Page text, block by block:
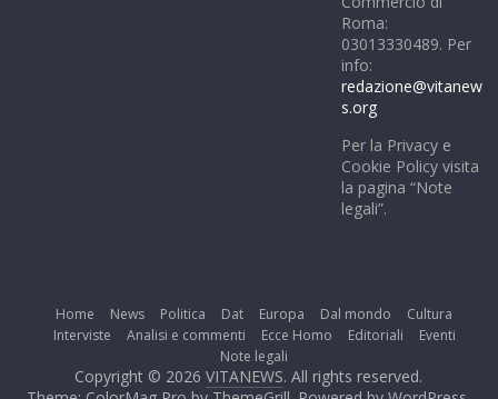
Roma:
03013330489. Per
info:
redazione@vitanew
s.org
Per la Privacy e
Cookie Policy visita
la pagina “Note
legali”.
Home News Politica Dat Europa Dal mondo
Cultura
Interviste
Analisi e commenti Ecce Homo Editoriali
Eventi
Note legali
Copyright © 2026VITANEWS. All rights reserved.